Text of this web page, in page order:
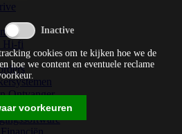
Hi-fi
Ontvanger
cookies om te kijken hoe we de
hoe we content en eventuele reclame
voorkeuren